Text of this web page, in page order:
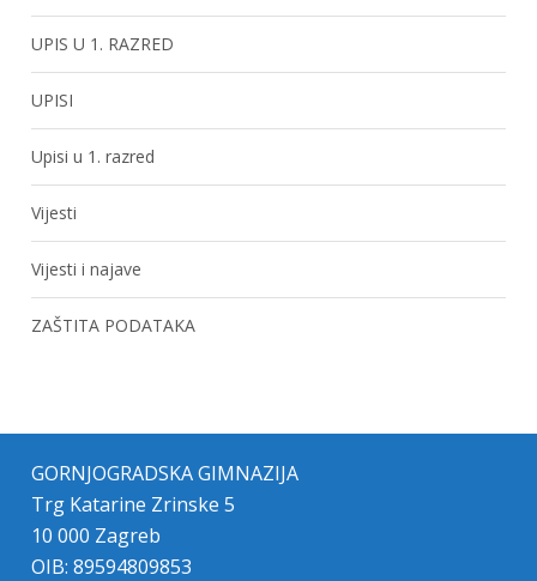
UPIS U 1. RAZRED
UPISI
Upisi u 1. razred
Vijesti
Vijesti i najave
ZAŠTITA PODATAKA
GORNJOGRADSKA GIMNAZIJA
Trg Katarine Zrinske 5
10 000 Zagreb
OIB: 89594809853